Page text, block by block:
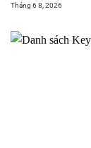
Tháng 6 8, 2026